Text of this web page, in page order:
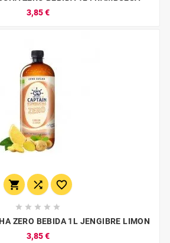
3,85 €
  
    
ZERO BEBIDA 1L JENGIBRE LIMON
3,85 €